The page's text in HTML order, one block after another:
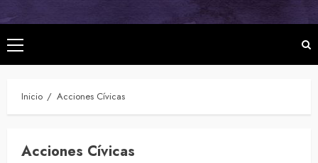
Menú
principal
Inicio Acciones Cívicas
Acciones Cívicas